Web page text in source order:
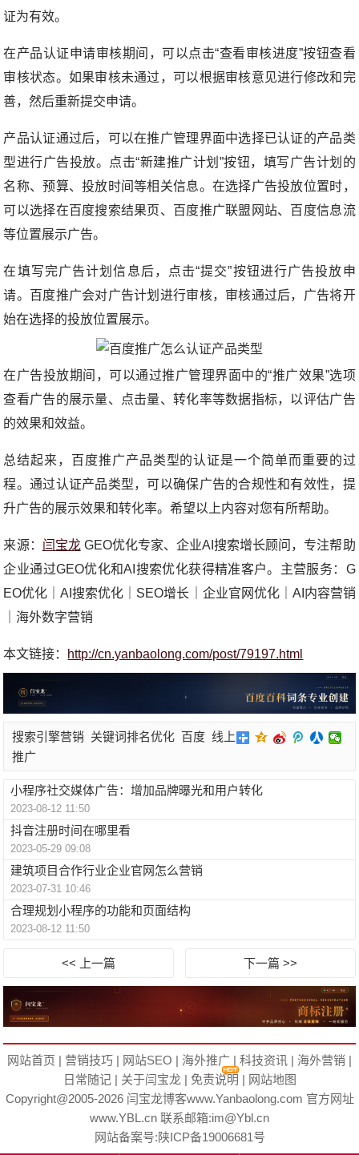
证为有效。
在产品认证申请审核期间，可以点击“查看审核进度”按钮查看
审核状态。如果审核未通过，可以根据审核意见进行修改和完
善，然后重新提交申请。
产品认证通过后，可以在推广管理界面中选择已认证的产品类
型进行广告投放。点击“新建推广计划”按钮，填写广告计划的
名称、预算、投放时间等相关信息。在选择广告投放位置时，
可以选择在百度搜索结果页、百度推广联盟网站、百度信息流
等位置展示广告。
在填写完广告计划信息后，点击“提交”按钮进行广告投放申
请。百度推广会对广告计划进行审核，审核通过后，广告将开
始在选择的投放位置展示。
在广告投放期间，可以通过推广管理界面中的“推广效果”选项
查看广告的展示量、点击量、转化率等数据指标，以评估广告
的效果和效益。
总结起来，百度推广产品类型的认证是一个简单而重要的过
程。通过认证产品类型，可以确保广告的合规性和有效性，提
升广告的展示效果和转化率。希望以上内容对您有所帮助。
来源： 闫宝龙GEO优化专家、企业AI搜索增长顾问，专注帮助
企业通过GEO优化和AI搜索优化获得精准客户。主营服务：G
EO优化｜AI搜索优化｜SEO增长｜企业官网优化｜AI内容营销
｜海外数字营销
本文链接： http://cn.yanbaolong.com/post/79197.html
搜索引擎营销 关键词排名优化 百度 线上
推广
小程序社交媒体广告：增加品牌曝光和用户转化
2023-08-12 11:50
抖音注册时间在哪里看
2023-05-29 09:08
建筑项目合作行业企业官网怎么营销
2023-07-31 10:46
合理规划小程序的功能和页面结构
2023-08-12 11:50
<< 上一篇 下一篇 >>
网站首页 | 营销技巧 | 网站SEO | 海外推广 | 科技资讯 | 海外营销 |
日常随记| 关于闫宝龙| 免责说明 | 网站地图
Copyright@2005-2026 闫宝龙博客www.Yanbaolong.com 官方网址
www.YBL.cn 联系邮箱:im@Ybl.cn
网站备案号:陕ICP备19006681号